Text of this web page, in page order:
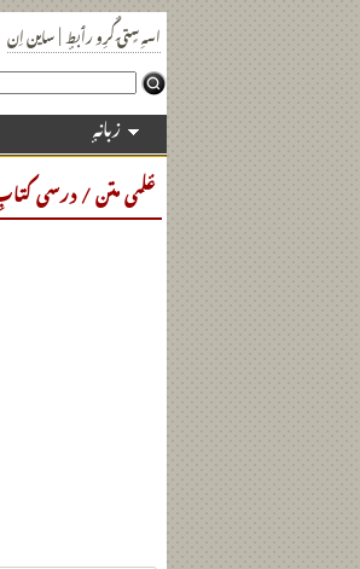
ساین اِن|اسہِ سٍتۍ کٔرِو رٲبطٕ
زبانہٕ
عٔلمی متن / درسی